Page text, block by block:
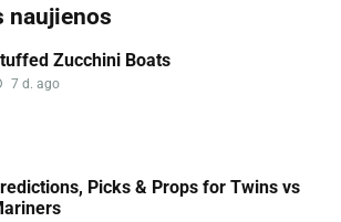
naujienos
Zucchini Boats
7 d. ago
Picks & Props for Twins vs